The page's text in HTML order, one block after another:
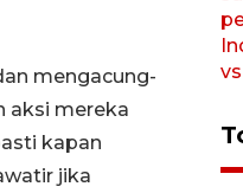
mengacung-
aksi mereka
kapan
jika